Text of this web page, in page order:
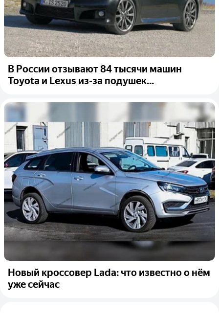
В России отзывают 84 тысячи машин
Toyota и Lexus из-за подушек...
Новый кроссовер Lada: что известно о нём
уже сейчас